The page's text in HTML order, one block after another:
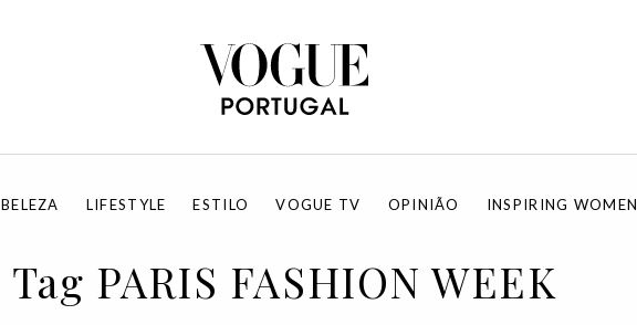
BELEZA LIFESTYLE ESTILO VOGUE TV OPINIÃO INSPIRING WOMEN
Tag PARIS FASHION WEEK